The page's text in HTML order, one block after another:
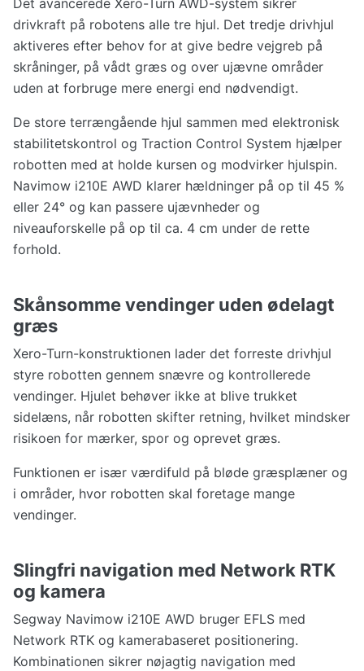
Det avancerede Xero-Turn AWD-system sikrer
drivkraft på robotens alle tre hjul. Det tredje drivhjul
aktiveres efter behov for at give bedre vejgreb på
skråninger, på vådt græs og over ujævne områder
uden at forbruge mere energi end nødvendigt.
De store terrængående hjul sammen med elektronisk
stabilitetskontrol og Traction Control System hjælper
robotten med at holde kursen og modvirker hjulspin.
Navimow i210E AWD klarer hældninger på op til 45 %
eller 24° og kan passere ujævnheder og
niveauforskelle på op til ca. 4 cm under de rette
forhold.
Skånsomme vendinger uden ødelagt
græs
Xero-Turn-konstruktionen lader det forreste drivhjul
styre robotten gennem snævre og kontrollerede
vendinger. Hjulet behøver ikke at blive trukket
sidelæns, når robotten skifter retning, hvilket mindsker
risikoen for mærker, spor og oprevet græs.
Funktionen er især værdifuld på bløde græsplæner og
i områder, hvor robotten skal foretage mange
vendinger.
Slingfri navigation med Network RTK
og kamera
Segway Navimow i210E AWD bruger EFLS med
Network RTK og kamerabaseret positionering.
Kombinationen sikrer nøjagtig navigation med